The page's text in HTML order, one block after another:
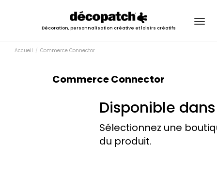
Décoration, personnalisation créative et loisirs créatifs
Accueil Commerce Connector
Commerce Connector
Disponible
Sélectionnez une
du produit.